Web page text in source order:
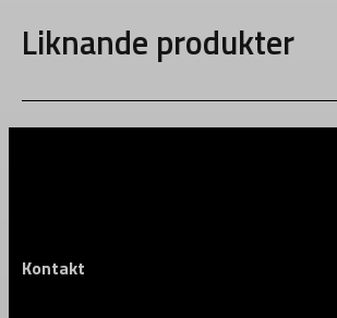
Liknande produkter
Kontakt